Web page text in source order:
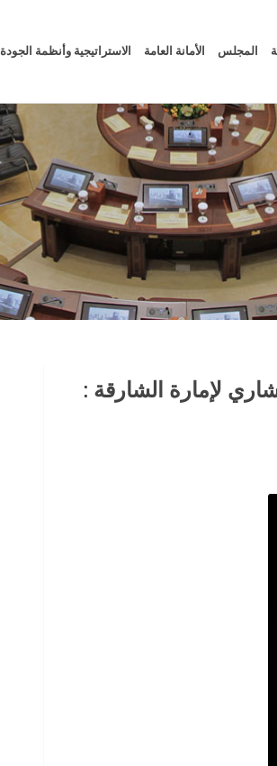
المجلس الأمانة العامة الاستراتيجية وأنظمة الجودة
لإمارة الشارقة :